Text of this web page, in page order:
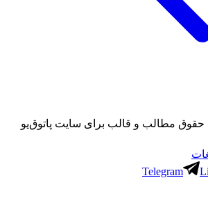
حقوق مطالب و قالب برای سایت پاتوق‌یو
Telegram